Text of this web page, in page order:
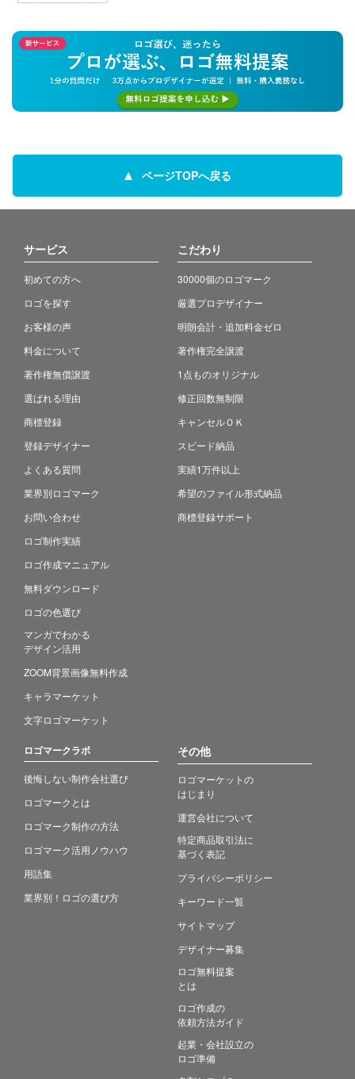
ページTOPへ戻る
サービス
初めての方へ
ロゴを探す
お客様の声
料金について
著作権無償譲渡
選ばれる理由
商標登録
登録デザイナー
よくある質問
業界別ロゴマーク
お問い合わせ
ロゴ制作実績
ロゴ作成マニュアル
無料ダウンロード
ロゴの色選び
マンガでわかる
デザイン活用
ZOOM背景画像無料作成
キャラマーケット
文字ロゴマーケット
こだわり
30000個のロゴマーク
厳選プロデザイナー
明朗会計・追加料金ゼロ
著作権完全譲渡
1点ものオリジナル
修正回数無制限
キャンセルＯＫ
スピード納品
実績1万件以上
希望のファイル形式納品
商標登録サポート
ロゴマークラボ
後悔しない制作会社選び
ロゴマークとは
ロゴマーク制作の方法
ロゴマーク活用ノウハウ
用語集
業界別！ロゴの選び方
その他
ロゴマーケットの
はじまり
運営会社について
特定商品取引法に
基づく表記
プライバシーポリシー
キーワード一覧
サイトマップ
デザイナー募集
ロゴ無料提案
とは
ロゴ作成の
依頼方法ガイド
起業・会社設立の
ロゴ準備